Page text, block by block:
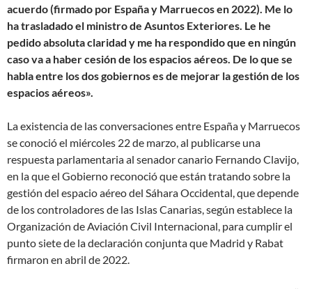
acuerdo (firmado por España y Marruecos en 2022). Me lo
ha trasladado el ministro de Asuntos Exteriores. Le he
pedido absoluta claridad y me ha respondido que en ningún
caso va a haber cesión de los espacios aéreos. De lo que se
habla entre los dos gobiernos es de mejorar la gestión de los
espacios aéreos».
La existencia de las conversaciones entre España y Marruecos
se conoció el miércoles 22 de marzo, al publicarse una
respuesta parlamentaria al senador canario Fernando Clavijo,
en la que el Gobierno reconoció que están tratando sobre la
gestión del espacio aéreo del Sáhara Occidental, que depende
de los controladores de las Islas Canarias, según establece la
Organización de Aviación Civil Internacional, para cumplir el
punto siete de la declaración conjunta que Madrid y Rabat
firmaron en abril de 2022.